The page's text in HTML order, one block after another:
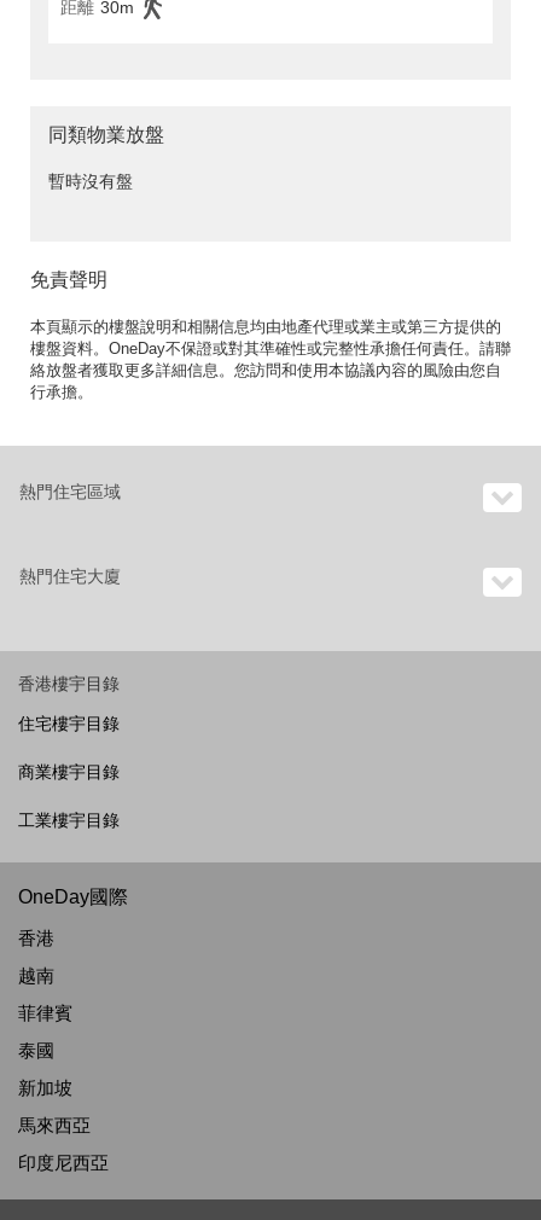
距離 30m
同類物業放盤
暫時沒有盤
免責聲明
本頁顯示的樓盤說明和相關信息均由地產代理或業主或第三方提供的
樓盤資料。OneDay不保證或對其準確性或完整性承擔任何責任。請聯
絡放盤者獲取更多詳細信息。您訪問和使用本協議內容的風險由您自
行承擔。
熱門住宅區域
熱門住宅大廈
香港樓宇目錄
住宅樓宇目錄
商業樓宇目錄
工業樓宇目錄
OneDay國際
香港
越南
菲律賓
泰國
新加坡
馬來西亞
印度尼西亞